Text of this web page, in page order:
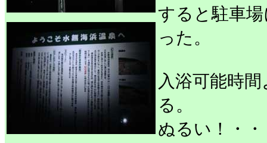
すると駐車
った。
入浴可能時
る。
ぬるい！・